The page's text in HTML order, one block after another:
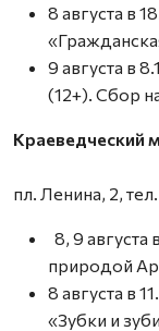
8 августа в
9 августа в
(12+). Сбор
Краеведческий
пл. Ленина, 2,
8, 9 августа
природой
8 августа в
«Зубки и